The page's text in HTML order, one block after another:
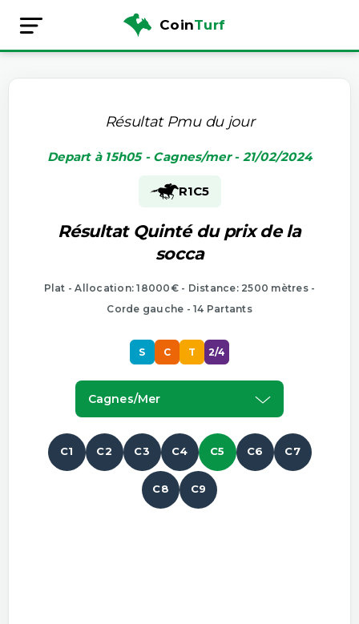
CoinTurf
Résultat Pmu du jour
Depart à 15h05 - Cagnes/mer - 21/02/2024
R1C5
Résultat Quinté du prix de la
socca
Plat - Allocation: 18000€ - Distance: 2500 mètres -
Corde gauche - 14 Partants
S C T 2/4
Cagnes/mer
C1 C2 C3 C4 C5 C6 C7
C8 C9